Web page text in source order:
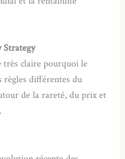
très claire pourquoi le
règles différentes du
de la rareté, du prix et